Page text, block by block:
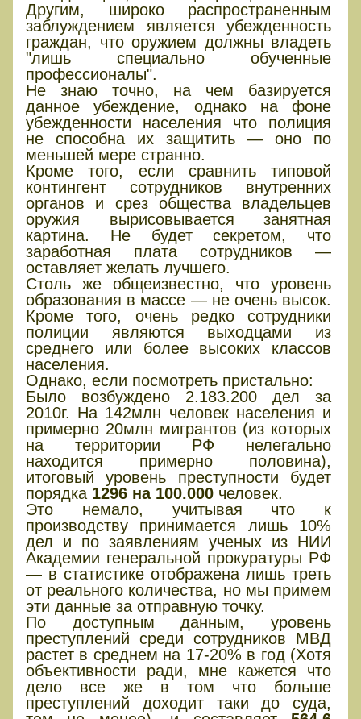
Другим, широко распространенным
заблуждением является убежденность
граждан, что оружием должны владеть
"лишь специально обученные
профессионалы".
Не знаю точно, на чем базируется
данное убеждение, однако на фоне
убежденности населения что полиция
не способна их защитить — оно по
меньшей мере странно.
Кроме того, если сравнить типовой
контингент сотрудников внутренних
органов и срез общества владельцев
оружия вырисовывается занятная
картина. Не будет секретом, что
заработная плата сотрудников —
оставляет желать лучшего.
Столь же общеизвестно, что уровень
образования в массе — не очень высок.
Кроме того, очень редко сотрудники
полиции являются выходцами из
среднего или более высоких классов
населения.
Однако, если посмотреть пристально:
Было возбуждено 2.183.200 дел за
2010г. На 142млн человек населения и
примерно 20млн мигрантов (из которых
на территории РФ нелегально
находится примерно половина),
итоговый уровень преступности будет
порядка 1296 на 100.000 человек.
Это немало, учитывая что к
производству принимается лишь 10%
дел и по заявлениям ученых из НИИ
Академии генеральной прокуратуры РФ
— в статистике отображена лишь треть
от реального количества, но мы примем
эти данные за отправную точку.
По доступным данным, уровень
преступлений среди сотрудников МВД
растет в среднем на 17-20% в год (Хотя
объективности ради, мне кажется что
дело все же в том что больше
преступлений доходит таки до суда,